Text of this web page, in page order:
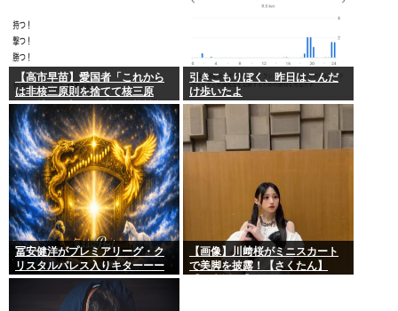
【高市早苗】愛国者「これから
は非核三原則を捨てて核三原
則。持つ！撃つ！勝つ！核戦争
には慣れている、試してみる
か？」
引きこもりぼく、昨日はこんだ
け歩いたよ
冨安健洋がプレミアリーグ・ク
リスタルパレス入りキターーー
ーーー！
【画像】川﨑桜がミニスカート
で美脚を披露！【さくたん】